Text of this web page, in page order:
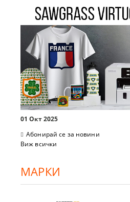
01 Окт 2025
Абонирай се за новини
Виж всички
МАРКИ